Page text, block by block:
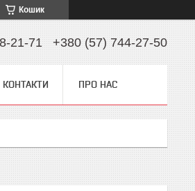
Кошик
21-71 +380 (57) 744-27-50
КОНТАКТИ ПРО НАС